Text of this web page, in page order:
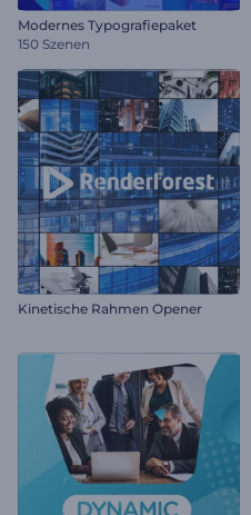
Modernes Typografiepaket
150 Szenen
Kinetische Rahmen Opener